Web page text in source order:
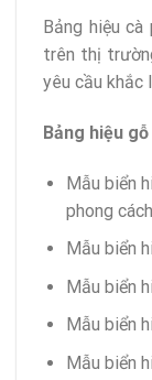
Bảng hiệu
trên thị
yêu cầu khắc
Bảng hiệu
Mẫu biển
phong cách
Mẫu biển
Mẫu biển
Mẫu biển
Mẫu biển